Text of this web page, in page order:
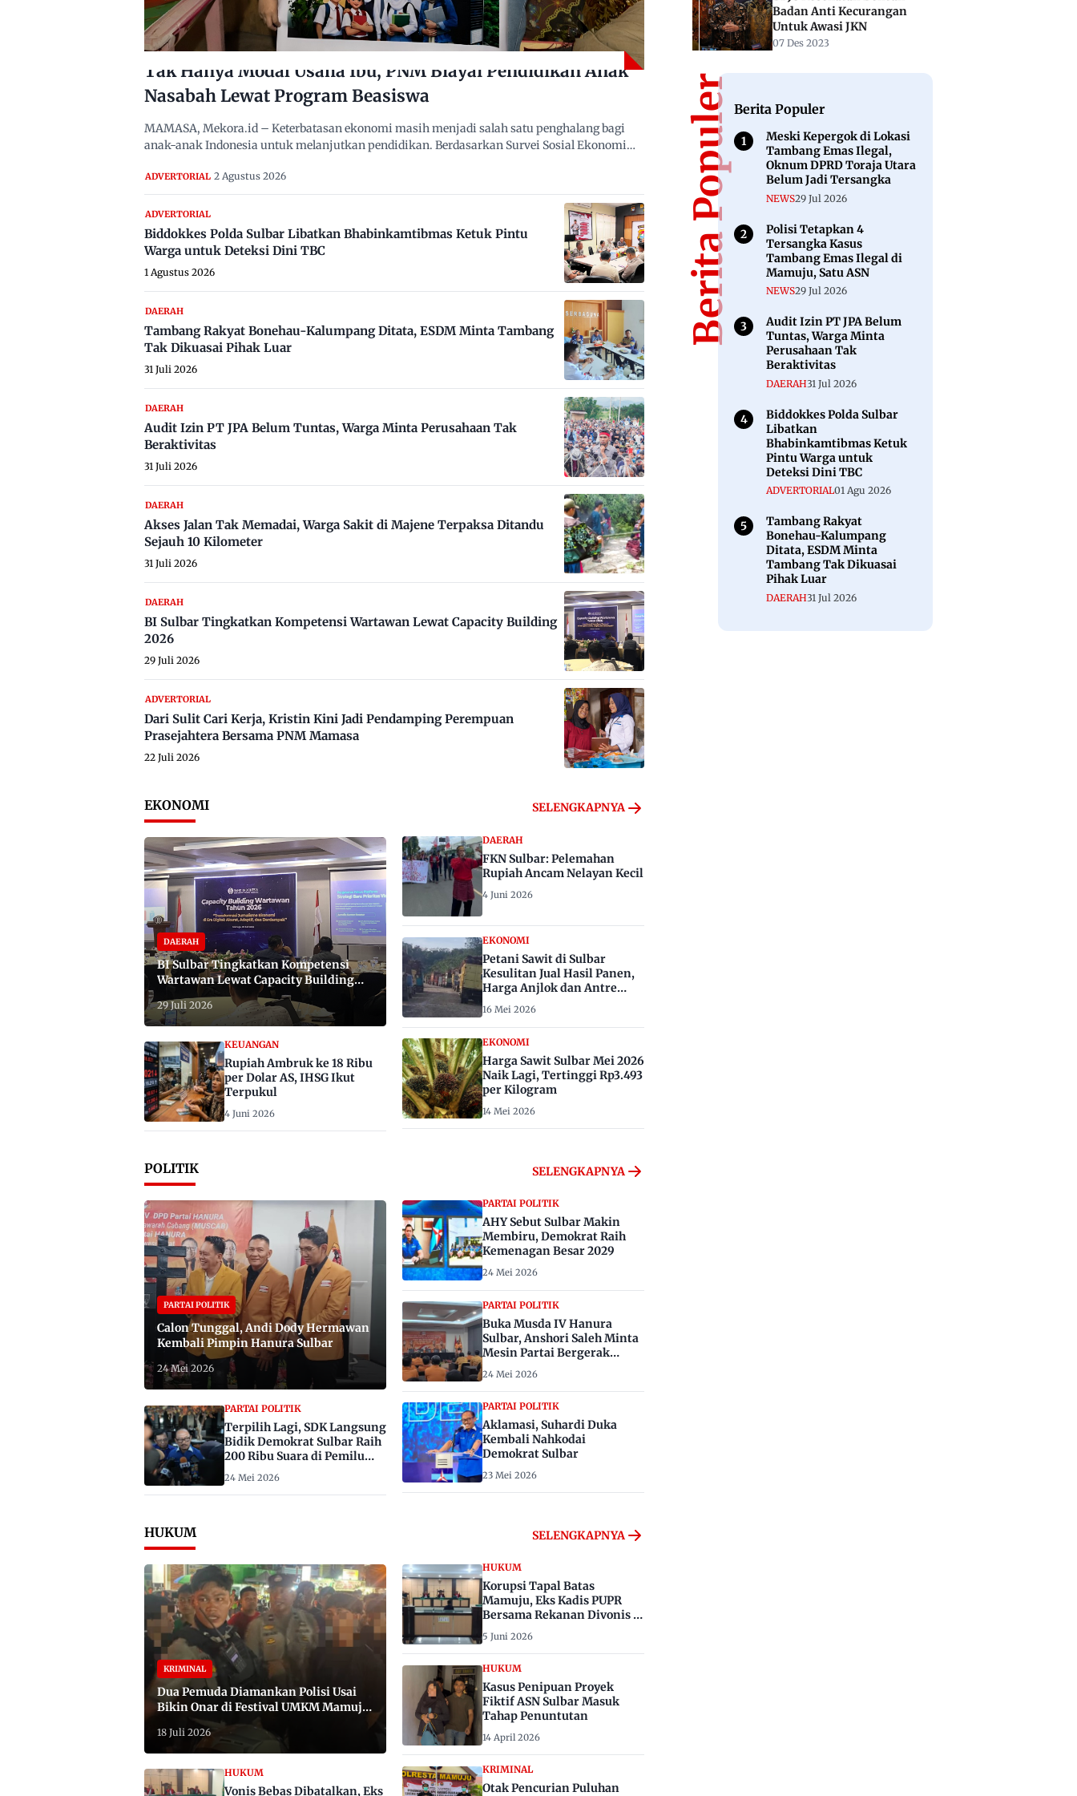
Tak Hanya Modal Usaha Ibu, PNM Biayai Pendidikan Anak
Nasabah Lewat Program Beasiswa
MAMASA, Mekora.id – Keterbatasan ekonomi masih menjadi salah satu penghalang bagi
anak-anak Indonesia untuk melanjutkan pendidikan. Berdasarkan Survei Sosial Ekonomi…
ADVERTORIAL 2 Agustus 2026
ADVERTORIAL
Biddokkes Polda Sulbar Libatkan Bhabinkamtibmas Ketuk Pintu
Warga untuk Deteksi Dini TBC
1 Agustus 2026
DAERAH
Tambang Rakyat Bonehau-Kalumpang Ditata, ESDM Minta Tambang
Tak Dikuasai Pihak Luar
31 Juli 2026
DAERAH
Audit Izin PT JPA Belum Tuntas, Warga Minta Perusahaan Tak
Beraktivitas
31 Juli 2026
DAERAH
Akses Jalan Tak Memadai, Warga Sakit di Majene Terpaksa Ditandu
Sejauh 10 Kilometer
31 Juli 2026
DAERAH
BI Sulbar Tingkatkan Kompetensi Wartawan Lewat Capacity Building
2026
29 Juli 2026
ADVERTORIAL
Dari Sulit Cari Kerja, Kristin Kini Jadi Pendamping Perempuan
Prasejahtera Bersama PNM Mamasa
22 Juli 2026
EKONOMI SELENGKAPNYA
DAERAH
BI Sulbar Tingkatkan Kompetensi
Wartawan Lewat Capacity Building
29 Juli 2026
KEUANGAN
Rupiah Ambruk ke 18 Ribu
per Dolar AS, IHSG Ikut
Terpukul
4 Juni 2026
DAERAH
FKN Sulbar: Pelemahan
Rupiah Ancam Nelayan Kecil
4 Juni 2026
EKONOMI
Petani Sawit di Sulbar
Kesulitan Jual Hasil Panen,
Harga Anjlok dan Antre
Berhari-hari
16 Mei 2026
EKONOMI
Harga Sawit Sulbar Mei 2026
Naik Lagi, Tertinggi Rp3.493
per Kilogram
14 Mei 2026
POLITIK SELENGKAPNYA
PARTAI POLITIK
Calon Tunggal, Andi Dody Hermawan
Kembali Pimpin Hanura Sulbar
24 Mei 2026
PARTAI POLITIK
Terpilih Lagi, SDK Langsung
Bidik Demokrat Sulbar Raih
200 Ribu Suara di Pemilu
2029
24 Mei 2026
PARTAI POLITIK
AHY Sebut Sulbar Makin
Membiru, Demokrat Raih
Kemenagan Besar 2029
24 Mei 2026
PARTAI POLITIK
Buka Musda IV Hanura
Sulbar, Anshori Saleh Minta
Mesin Partai Bergerak
24 Mei 2026
PARTAI POLITIK
Aklamasi, Suhardi Duka
Kembali Nahkodai
Demokrat Sulbar
23 Mei 2026
HUKUM SELENGKAPNYA
KRIMINAL
Dua Pemuda Diamankan Polisi Usai
Bikin Onar di Festival UMKM Mamuju,
Satu Bawa Badik
18 Juli 2026
HUKUM
Vonis Bebas Dibatalkan, Eks
HUKUM
Korupsi Tapal Batas
Mamuju, Eks Kadis PUPR
Bersama Rekanan Divonis 6
dan 8 Tahun Penjara
5 Juni 2026
HUKUM
Kasus Penipuan Proyek
Fiktif ASN Sulbar Masuk
Tahap Penuntutan
14 April 2026
KRIMINAL
Otak Pencurian Puluhan
Badan Anti Kecurangan
Untuk Awasi JKN
07 Des 2023
Berita PopulerBerita Populer
Meski Kepergok di Lokasi
Tambang Emas Ilegal,
Oknum DPRD Toraja Utara
Belum Jadi Tersangka
NEWS29 Jul 2026
Polisi Tetapkan 4
Tersangka Kasus
Tambang Emas Ilegal di
Mamuju, Satu ASN
NEWS29 Jul 2026
Audit Izin PT JPA Belum
Tuntas, Warga Minta
Perusahaan Tak
Beraktivitas
DAERAH31 Jul 2026
Biddokkes Polda Sulbar
Libatkan
Bhabinkamtibmas Ketuk
Pintu Warga untuk
Deteksi Dini TBC
ADVERTORIAL01 Agu 2026
Tambang Rakyat
Bonehau-Kalumpang
Ditata, ESDM Minta
Tambang Tak Dikuasai
Pihak Luar
DAERAH31 Jul 2026